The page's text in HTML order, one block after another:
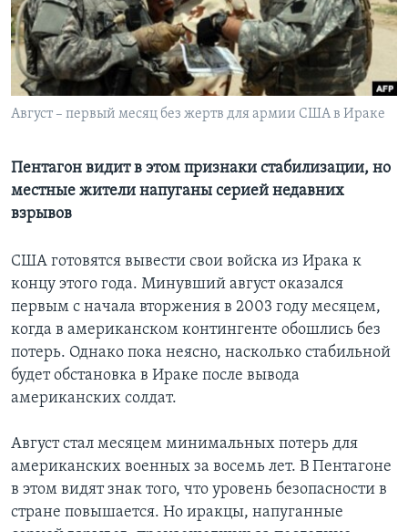
Learning English
СОЦИАЛЬНЫЕ СЕТИ
Языки
Август – первый месяц без жертв для армии США в Ираке
Пентагон видит в этом признаки стабилизации, но
местные жители напуганы серией недавних
взрывов
США готовятся вывести свои войска из Ирака к
концу этого года. Минувший август оказался
первым с начала вторжения в 2003 году месяцем,
когда в американском контингенте обошлись без
потерь. Однако пока неясно, насколько стабильной
будет обстановка в Ираке после вывода
американских солдат.
Август стал месяцем минимальных потерь для
американских военных за восемь лет. В Пентагоне
в этом видят знак того, что уровень безопасности в
стране повышается. Но иракцы, напуганные